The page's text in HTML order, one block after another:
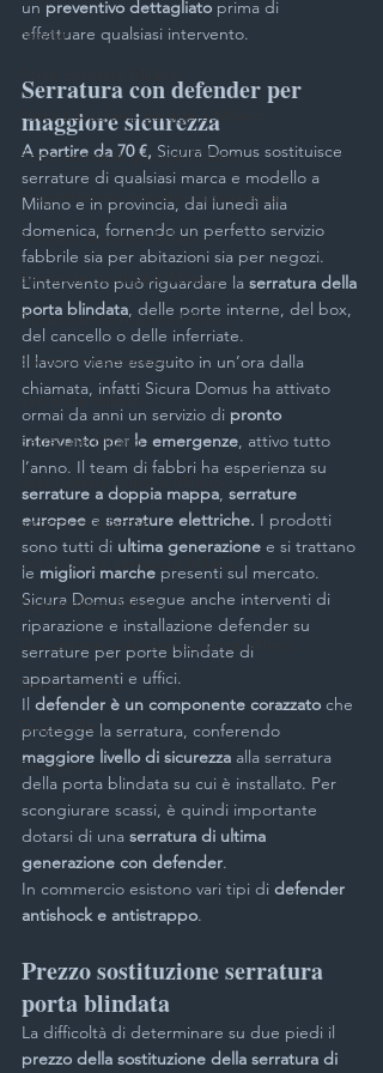
Novità
Porta basculanti garage a Milano
Porte sezionali garage Milano
Progettazione impianti di sicurezza
Persiane blindate Milano
Serrande avvolgibili Milano
Sistemi antintrusione Milano
Sistemi antiseqestro
Serrande Milano
Serrature Milano
Sostituzione cilindro Milano
Sistemi di allarme
Sostituzione serrature Milano
Tapparellista Milano
Telecamere videosorveglianza Milano
Termocamere
Tapparelle
Condomini
un preventivo dettagliato prima di
effettuare qualsiasi intervento.
Serratura con defender per
maggiore sicurezza
A partire da 70 €, Sicura Domus sostituisce
serrature di qualsiasi marca e modello a
Milano e in provincia, dal lunedì alla
domenica, fornendo un perfetto servizio
fabbrile sia per abitazioni sia per negozi.
L’intervento può riguardare la serratura della
porta blindata, delle porte interne, del box,
del cancello o delle inferriate.
Il lavoro viene eseguito in un’ora dalla
chiamata, infatti Sicura Domus ha attivato
ormai da anni un servizio di pronto
intervento per le emergenze, attivo tutto
l’anno. Il team di fabbri ha esperienza su
serrature a doppia mappa, serrature
europee e serrature elettriche. I prodotti
sono tutti di ultima generazione e si trattano
le migliori marche presenti sul mercato.
Sicura Domus esegue anche interventi di
riparazione e installazione defender su
serrature per porte blindate di
appartamenti e uffici.
Il defender è un componente corazzato che
protegge la serratura, conferendo
maggiore livello di sicurezza alla serratura
della porta blindata su cui è installato. Per
scongiurare scassi, è quindi importante
dotarsi di una serratura di ultima
generazione con defender.
In commercio esistono vari tipi di defender
antishock e antistrappo.
Prezzo sostituzione serratura
porta blindata
La difficoltà di determinare su due piedi il
prezzo della sostituzione della serratura di